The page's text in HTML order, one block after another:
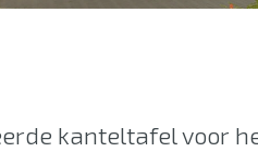
kanteltafel voor